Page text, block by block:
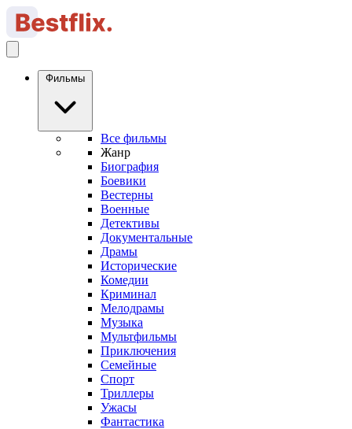
Фильмы
Все фильмы
Жанр
Биография
Боевики
Вестерны
Военные
Детективы
Документальные
Драмы
Исторические
Комедии
Криминал
Мелодрамы
Музыка
Мультфильмы
Приключения
Семейные
Спорт
Триллеры
Ужасы
Фантастика